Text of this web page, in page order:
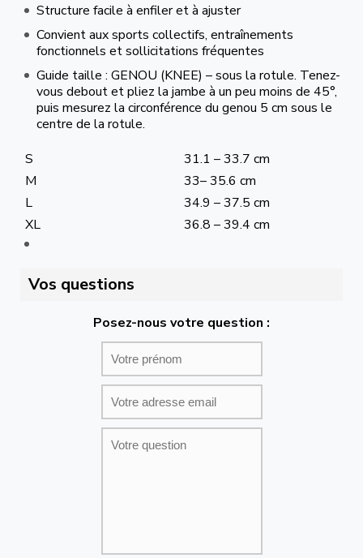
Structure facile à enfiler et à ajuster
Convient aux sports collectifs, entraînements
fonctionnels et sollicitations fréquentes
Guide taille : GENOU (KNEE) – sous la rotule. Tenez-
vous debout et pliez la jambe à un peu moins de 45°,
puis mesurez la circonférence du genou 5 cm sous le
centre de la rotule.
S
31.1 – 33.7 cm
M
33– 35.6 cm
L
34.9 – 37.5 cm
XL
36.8 – 39.4 cm
Vos questions
Posez-nous votre question :